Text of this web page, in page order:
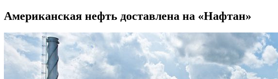
Американская нефть доставлена на «Нафтан»